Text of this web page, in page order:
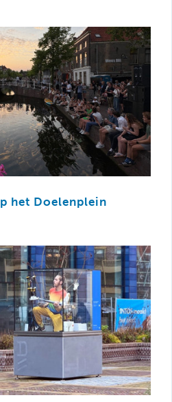
het Doelenplein